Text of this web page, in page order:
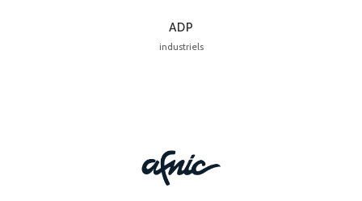
ADP
industriels